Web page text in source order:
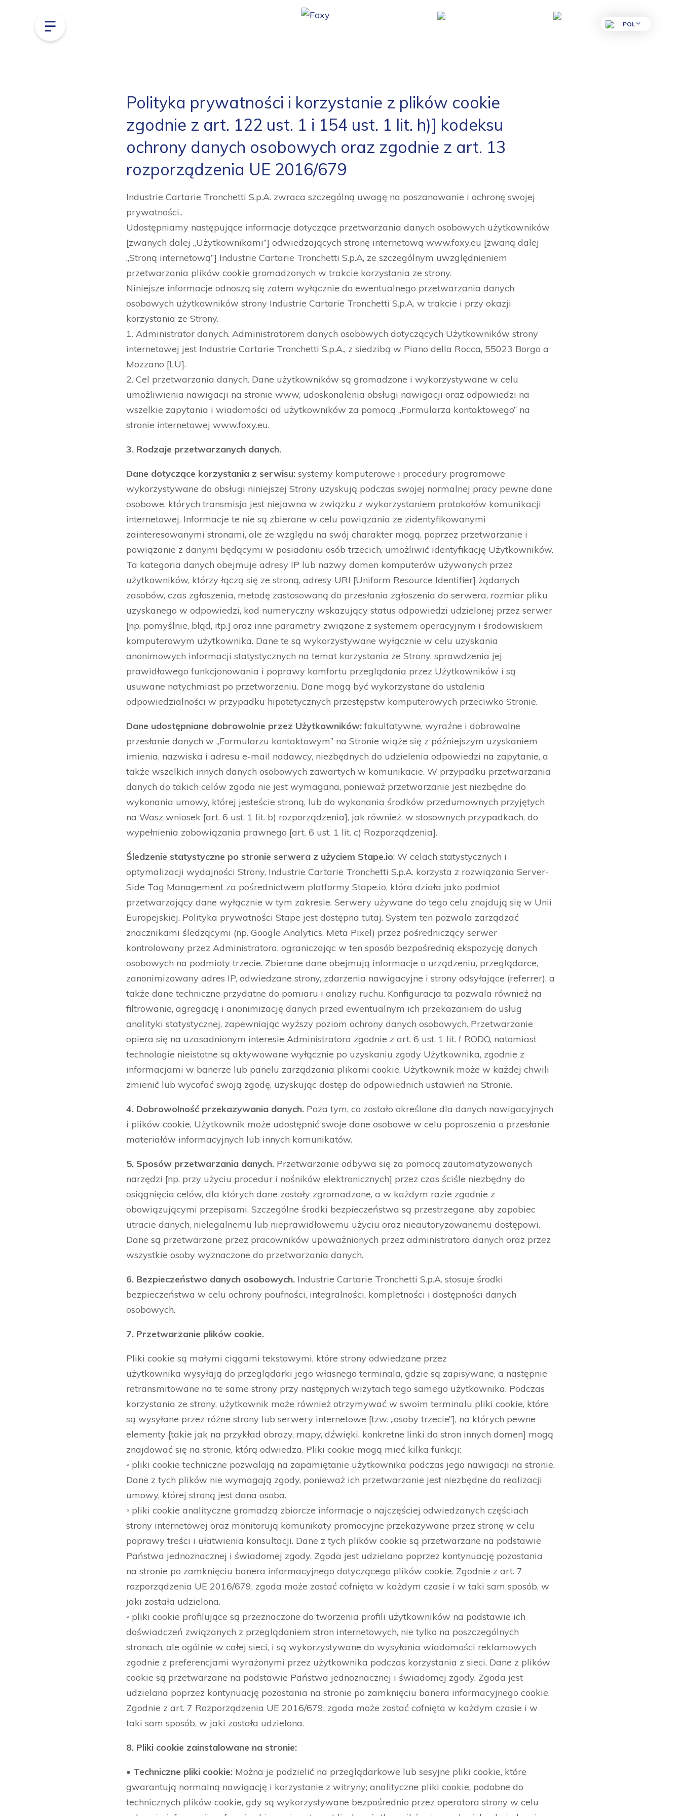
POL
Polityka prywatności i korzystanie z plików cookie
zgodnie z art. 122 ust. 1 i 154 ust. 1 lit. h)] kodeksu
ochrony danych osobowych oraz zgodnie z art. 13
rozporządzenia UE 2016/679
Industrie Cartarie Tronchetti S.p.A. zwraca szczególną uwagę na poszanowanie i ochronę swojej
prywatności..
Udostępniamy następujące informacje dotyczące przetwarzania danych osobowych użytkowników
[zwanych dalej „Użytkownikami”] odwiedzających stronę internetową www.foxy.eu [zwaną dalej
„Stroną internetową”] Industrie Cartarie Tronchetti S.p.A, ze szczególnym uwzględnieniem
przetwarzania plików cookie gromadzonych w trakcie korzystania ze strony.
Niniejsze informacje odnoszą się zatem wyłącznie do ewentualnego przetwarzania danych
osobowych użytkowników strony Industrie Cartarie Tronchetti S.p.A. w trakcie i przy okazji
korzystania ze Strony.
1. Administrator danych. Administratorem danych osobowych dotyczących Użytkowników strony
internetowej jest Industrie Cartarie Tronchetti S.p.A., z siedzibą w Piano della Rocca, 55023 Borgo a
Mozzano [LU].
2. Cel przetwarzania danych. Dane użytkowników są gromadzone i wykorzystywane w celu
umożliwienia nawigacji na stronie www, udoskonalenia obsługi nawigacji oraz odpowiedzi na
wszelkie zapytania i wiadomości od użytkowników za pomocą „Formularza kontaktowego” na
stronie internetowej www.foxy.eu.
3. Rodzaje przetwarzanych danych.
Dane dotyczące korzystania z serwisu: systemy komputerowe i procedury programowe
wykorzystywane do obsługi niniejszej Strony uzyskują podczas swojej normalnej pracy pewne dane
osobowe, których transmisja jest niejawna w związku z wykorzystaniem protokołów komunikacji
internetowej. Informacje te nie są zbierane w celu powiązania ze zidentyfikowanymi
zainteresowanymi stronami, ale ze względu na swój charakter mogą, poprzez przetwarzanie i
powiązanie z danymi będącymi w posiadaniu osób trzecich, umożliwić identyfikację Użytkowników.
Ta kategoria danych obejmuje adresy IP lub nazwy domen komputerów używanych przez
użytkowników, którzy łączą się ze stroną, adresy URI [Uniform Resource Identifier] żądanych
zasobów, czas zgłoszenia, metodę zastosowaną do przesłania zgłoszenia do serwera, rozmiar pliku
uzyskanego w odpowiedzi, kod numeryczny wskazujący status odpowiedzi udzielonej przez serwer
[np. pomyślnie, błąd, itp.] oraz inne parametry związane z systemem operacyjnym i środowiskiem
komputerowym użytkownika. Dane te są wykorzystywane wyłącznie w celu uzyskania
anonimowych informacji statystycznych na temat korzystania ze Strony, sprawdzenia jej
prawidłowego funkcjonowania i poprawy komfortu przeglądania przez Użytkowników i są
usuwane natychmiast po przetworzeniu. Dane mogą być wykorzystane do ustalenia
odpowiedzialności w przypadku hipotetycznych przestępstw komputerowych przeciwko Stronie.
Dane udostępniane dobrowolnie przez Użytkowników: fakultatywne, wyraźne i dobrowolne
przesłanie danych w „Formularzu kontaktowym” na Stronie wiąże się z późniejszym uzyskaniem
imienia, nazwiska i adresu e-mail nadawcy, niezbędnych do udzielenia odpowiedzi na zapytanie, a
także wszelkich innych danych osobowych zawartych w komunikacie. W przypadku przetwarzania
danych do takich celów zgoda nie jest wymagana, ponieważ przetwarzanie jest niezbędne do
wykonania umowy, której jesteście stroną, lub do wykonania środków przedumownych przyjętych
na Wasz wniosek [art. 6 ust. 1 lit. b) rozporządzenia], jak również, w stosownych przypadkach, do
wypełnienia zobowiązania prawnego [art. 6 ust. 1 lit. c) Rozporządzenia].
Śledzenie statystyczne po stronie serwera z użyciem Stape.io: W celach statystycznych i
optymalizacji wydajności Strony, Industrie Cartarie Tronchetti S.p.A. korzysta z rozwiązania Server-
Side Tag Management za pośrednictwem platformy Stape.io, która działa jako podmiot
przetwarzający dane wyłącznie w tym zakresie. Serwery używane do tego celu znajdują się w Unii
Europejskiej. Polityka prywatności Stape jest dostępna tutaj. System ten pozwala zarządzać
znacznikami śledzącymi (np. Google Analytics, Meta Pixel) przez pośredniczący serwer
kontrolowany przez Administratora, ograniczając w ten sposób bezpośrednią ekspozycję danych
osobowych na podmioty trzecie. Zbierane dane obejmują informacje o urządzeniu, przeglądarce,
zanonimizowany adres IP, odwiedzane strony, zdarzenia nawigacyjne i strony odsyłające (referrer), a
także dane techniczne przydatne do pomiaru i analizy ruchu. Konfiguracja ta pozwala również na
filtrowanie, agregację i anonimizację danych przed ewentualnym ich przekazaniem do usług
analityki statystycznej, zapewniając wyższy poziom ochrony danych osobowych. Przetwarzanie
opiera się na uzasadnionym interesie Administratora zgodnie z art. 6 ust. 1 lit. f RODO, natomiast
technologie nieistotne są aktywowane wyłącznie po uzyskaniu zgody Użytkownika, zgodnie z
informacjami w banerze lub panelu zarządzania plikami cookie. Użytkownik może w każdej chwili
zmienić lub wycofać swoją zgodę, uzyskując dostęp do odpowiednich ustawień na Stronie.
4. Dobrowolność przekazywania danych. Poza tym, co zostało określone dla danych nawigacyjnych
i plików cookie, Użytkownik może udostępnić swoje dane osobowe w celu poproszenia o przesłanie
materiałów informacyjnych lub innych komunikatów.
5. Sposów przetwarzania danych. Przetwarzanie odbywa się za pomocą zautomatyzowanych
narzędzi [np. przy użyciu procedur i nośników elektronicznych] przez czas ściśle niezbędny do
osiągnięcia celów, dla których dane zostały zgromadzone, a w każdym razie zgodnie z
obowiązującymi przepisami. Szczególne środki bezpieczeństwa są przestrzegane, aby zapobiec
utracie danych, nielegalnemu lub nieprawidłowemu użyciu oraz nieautoryzowanemu dostępowi.
Dane są przetwarzane przez pracowników upoważnionych przez administratora danych oraz przez
wszystkie osoby wyznaczone do przetwarzania danych.
6. Bezpieczeństwo danych osobowych. Industrie Cartarie Tronchetti S.p.A. stosuje środki
bezpieczeństwa w celu ochrony poufności, integralności, kompletności i dostępności danych
osobowych.
7. Przetwarzanie plików cookie.
Pliki cookie są małymi ciągami tekstowymi, które strony odwiedzane przez
użytkownika wysyłają do przeglądarki jego własnego terminala, gdzie są zapisywane, a następnie
retransmitowane na te same strony przy następnych wizytach tego samego użytkownika. Podczas
korzystania ze strony, użytkownik może również otrzymywać w swoim terminalu pliki cookie, które
są wysyłane przez różne strony lub serwery internetowe [tzw. „osoby trzecie”], na których pewne
elementy [takie jak na przykład obrazy, mapy, dźwięki, konkretne linki do stron innych domen] mogą
znajdować się na stronie, którą odwiedza. Pliki cookie mogą mieć kilka funkcji:
◦ pliki cookie techniczne pozwalają na zapamiętanie użytkownika podczas jego nawigacji na stronie.
Dane z tych plików nie wymagają zgody, ponieważ ich przetwarzanie jest niezbędne do realizacji
umowy, której stroną jest dana osoba.
◦ pliki cookie analityczne gromadzą zbiorcze informacje o najczęściej odwiedzanych częściach
strony internetowej oraz monitorują komunikaty promocyjne przekazywane przez stronę w celu
poprawy treści i ułatwienia konsultacji. Dane z tych plików cookie są przetwarzane na podstawie
Państwa jednoznacznej i świadomej zgody. Zgoda jest udzielana poprzez kontynuację pozostania
na stronie po zamknięciu banera informacyjnego dotyczącego plików cookie. Zgodnie z art. 7
rozporządzenia UE 2016/679, zgoda może zostać cofnięta w każdym czasie i w taki sam sposób, w
jaki została udzielona.
◦ pliki cookie profilujące są przeznaczone do tworzenia profili użytkowników na podstawie ich
doświadczeń związanych z przeglądaniem stron internetowych, nie tylko na poszczególnych
stronach, ale ogólnie w całej sieci, i są wykorzystywane do wysyłania wiadomości reklamowych
zgodnie z preferencjami wyrażonymi przez użytkownika podczas korzystania z sieci. Dane z plików
cookie są przetwarzane na podstawie Państwa jednoznacznej i świadomej zgody. Zgoda jest
udzielana poprzez kontynuację pozostania na stronie po zamknięciu banera informacyjnego cookie.
Zgodnie z art. 7 Rozporządzenia UE 2016/679, zgoda może zostać cofnięta w każdym czasie i w
taki sam sposób, w jaki została udzielona.
8. Pliki cookie zainstalowane na stronie:
• Techniczne pliki cookie: Można je podzielić na przeglądarkowe lub sesyjne pliki cookie, które
gwarantują normalną nawigację i korzystanie z witryny; analityczne pliki cookie, podobne do
technicznych plików cookie, gdy są wykorzystywane bezpośrednio przez operatora strony w celu